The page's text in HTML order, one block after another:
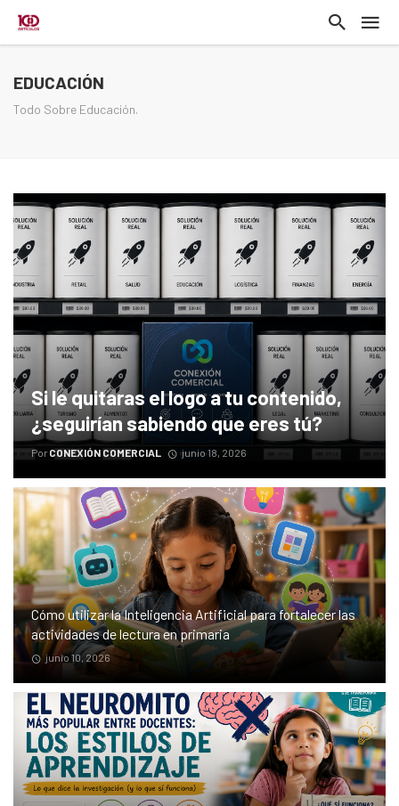
EDUCACIÓN
Todo Sobre Educación.
Si le quitaras el logo a tu contenido,
¿seguirían sabiendo que eres tú?
Por CONEXIÓN COMERCIAL junio 18, 2026
Cómo utilizar la Inteligencia Artificial para fortalecer las
actividades de lectura en primaria
junio 10, 2026